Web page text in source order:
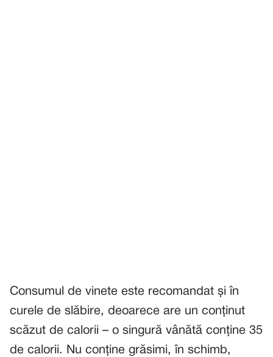
Consumul de vinete este recomandat și în
curele de slăbire, deoarece are un conținut
scăzut de calorii – o singură vânătă conține 35
de calorii. Nu conține grăsimi, în schimb,